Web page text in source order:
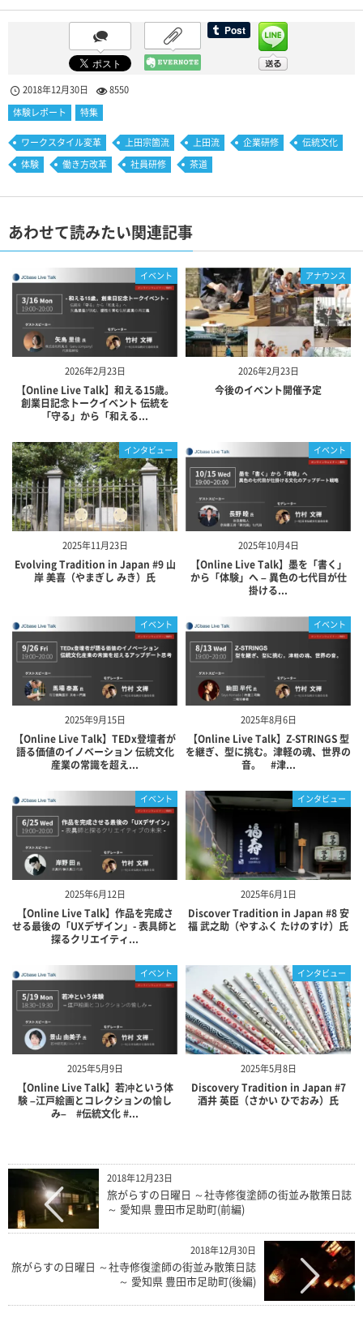
2018年12月30日
8550
体験レポート
特集
ワークスタイル変革 上田宗箇流 上田流 企業研修
伝統文化
体験
働き方改革 社員研修 茶道
あわせて読みたい関連記事
2026年2月23日
イベント
【Online Live Talk】和える15歳。
創業日記念トークイベント 伝統を
「守る」から「和える...
2026年2月23日
アナウンス
今後のイベント開催予定
2025年11月23日
インタビュー
Evolving Tradition in Japan #9 山
岸 美喜（やまぎし みき）氏
2025年10月4日
イベント
【Online Live Talk】墨を「書く」
から「体験」へ – 異色の七代目が仕
掛ける...
2025年9月15日
イベント
【Online Live Talk】TEDx登壇者が
語る価値のイノベーション 伝統文化
産業の常識を超え...
2025年8月6日
イベント
【Online Live Talk】Z-STRINGS 型
を継ぎ、型に挑む。津軽の魂、世界の
音。 #津...
2025年6月12日
イベント
【Online Live Talk】作品を完成さ
せる最後の「UXデザイン」- 表具師と
探るクリエイティ...
2025年6月1日
インタビュー
Discover Tradition in Japan #8 安
福 武之助（やすふく たけのすけ）氏
2025年5月9日
イベント
【Online Live Talk】若冲という体
験 –江戸絵画とコレクションの愉し
み– #伝統文化 #...
2025年5月8日
インタビュー
Discovery Tradition in Japan #7
酒井 英臣（さかい ひでおみ）氏
2018年12月23日
旅がらすの日曜日 ～社寺修復塗師の街並み散策日誌
～ 愛知県 豊田市足助町(前編)
2018年12月30日
旅がらすの日曜日 ～社寺修復塗師の街並み散策日誌
～ 愛知県 豊田市足助町(後編)